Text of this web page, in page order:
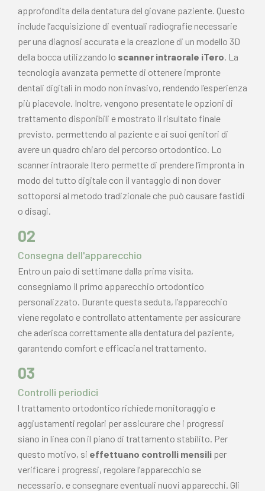
approfondita della dentatura del giovane paziente. Questo
include l’acquisizione di eventuali radiografie necessarie
per una diagnosi accurata e la creazione di un modello 3D
della bocca utilizzando lo scanner intraorale iTero. La
tecnologia avanzata permette di ottenere impronte
dentali digitali in modo non invasivo, rendendo l’esperienza
più piacevole. Inoltre, vengono presentate le opzioni di
trattamento disponibili e mostrato il risultato finale
previsto, permettendo al paziente e ai suoi genitori di
avere un quadro chiaro del percorso ortodontico. Lo
scanner intraorale Itero permette di prendere l’impronta in
modo del tutto digitale con il vantaggio di non dover
sottoporsi al metodo tradizionale che può causare fastidi
o disagi.
02
Consegna dell'apparecchio
Entro un paio di settimane dalla prima visita,
consegniamo il primo apparecchio ortodontico
personalizzato. Durante questa seduta, l’apparecchio
viene regolato e controllato attentamente per assicurare
che aderisca correttamente alla dentatura del paziente,
garantendo comfort e efficacia nel trattamento.
03
Controlli periodici
l trattamento ortodontico richiede monitoraggio e
aggiustamenti regolari per assicurare che i progressi
siano in linea con il piano di trattamento stabilito. Per
questo motivo, si effettuano controlli mensili per
verificare i progressi, regolare l’apparecchio se
necessario, e consegnare eventuali nuovi apparecchi. Gli